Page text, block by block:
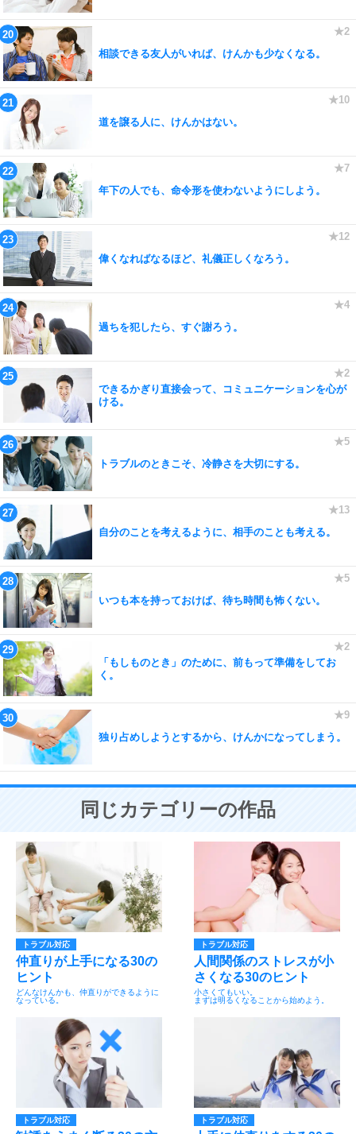
相談できる友人がいれば、けんかも少なくなる。
道を譲る人に、けんかはない。
年下の人でも、命令形を使わないようにしよう。
偉くなればなるほど、礼儀正しくなろう。
過ちを犯したら、すぐ謝ろう。
できるかぎり直接会って、コミュニケーションを心が
ける。
トラブルのときこそ、冷静さを大切にする。
自分のことを考えるように、相手のことも考える。
いつも本を持っておけば、待ち時間も怖くない。
「もしものとき」のために、前もって準備をしてお
く。
独り占めしようとするから、けんかになってしまう。
同じカテゴリーの作品
トラブル対応
仲直りが上手になる30の
ヒント
どんなけんかも、仲直りができるように
なっている。
トラブル対応
人間関係のストレスが小
さくなる30のヒント
小さくてもいい。
まずは明るくなることから始めよう。
トラブル対応 トラブル対応